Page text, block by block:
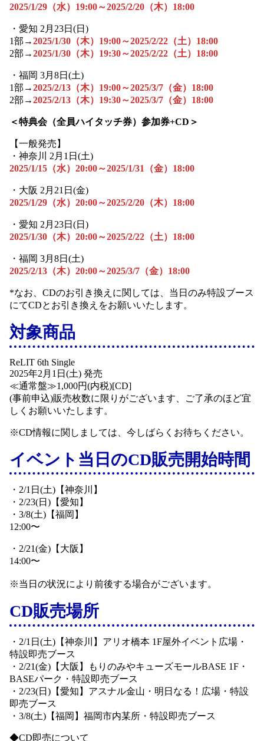
2025/1/29（水）19:00～2025/2/20（木）18:00
・愛知 2月23日(日)
1部→2025/1/30（木）19:00～2025/2/22（土）18:00
2部→2025/1/30（木）19:30～2025/2/22（土）18:00
・福岡 3月8日(土)
1部→2025/2/13（木）19:00～2025/3/7（金）18:00
2部→2025/2/13（木）19:30～2025/3/7（金）18:00
＜特典会（全員ハイタッチ券）参加券+CD＞
【一般発売】
・神奈川 2月1日(土)
2025/1/15（水）20:00～2025/1/31（金）18:00
・大阪 2月21日(金)
2025/1/29（水）20:00～2025/2/20（木）18:00
・愛知 2月23日(日)
2025/1/30（木）20:00～2025/2/22（土）18:00
・福岡 3月8日(土)
2025/2/13（木）20:00～2025/3/7（金）18:00
*なお、CDのお引き換えに関しては、当日のみ特設ブース
にてCDとお引き換えをお願いいたします。
対象商品
ReLIT 6th Single
2025年2月1日(土) 発売
≪通常盤≫1,000円(内税)[CD]
(事前申込)販売枚数に限りがございます、ご了承のほど宜
しくお願いいたします。
※CD情報に関しましては、今しばらくお待ちください。
イベント当日のCD販売開始時間
・2/1日(土)【神奈川】
・2/23(日)【愛知】
・3/8(土)【福岡】
12:00〜
・2/21(金)【大阪】
14:00〜
※当日の状況により前後する場合がございます。
CD販売場所
・2/1日(土)【神奈川】アリオ橋本 1F屋外イベント広場・
特設即売ブース
・2/21(金)【大阪】もりのみやキューズモールBASE 1F・
BASEパーク・特設即売ブース
・2/23(日)【愛知】アスナル金山・明日なる！広場・特設
即売ブース
・3/8(土)【福岡】福岡市内某所・特設即売ブース
◆CD即売について